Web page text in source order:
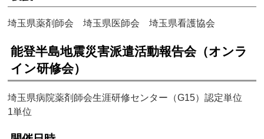
埼玉県薬剤師会 埼玉県医師会 埼玉県看護協会
能登半島地震災害派遣活動報告会（オンラ
イン研修会）
埼玉県病院薬剤師会生涯研修センター（G15）認定単位
1単位